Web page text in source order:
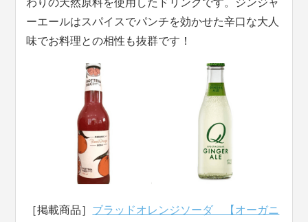
わりの天然原料を使用したドリンクです。ジンジャ
ーエールはスパイスでパンチを効かせた辛口な大人
味でお料理との相性も抜群です！
［掲載商品］ ブラッドオレンジソーダ 【オーガニ